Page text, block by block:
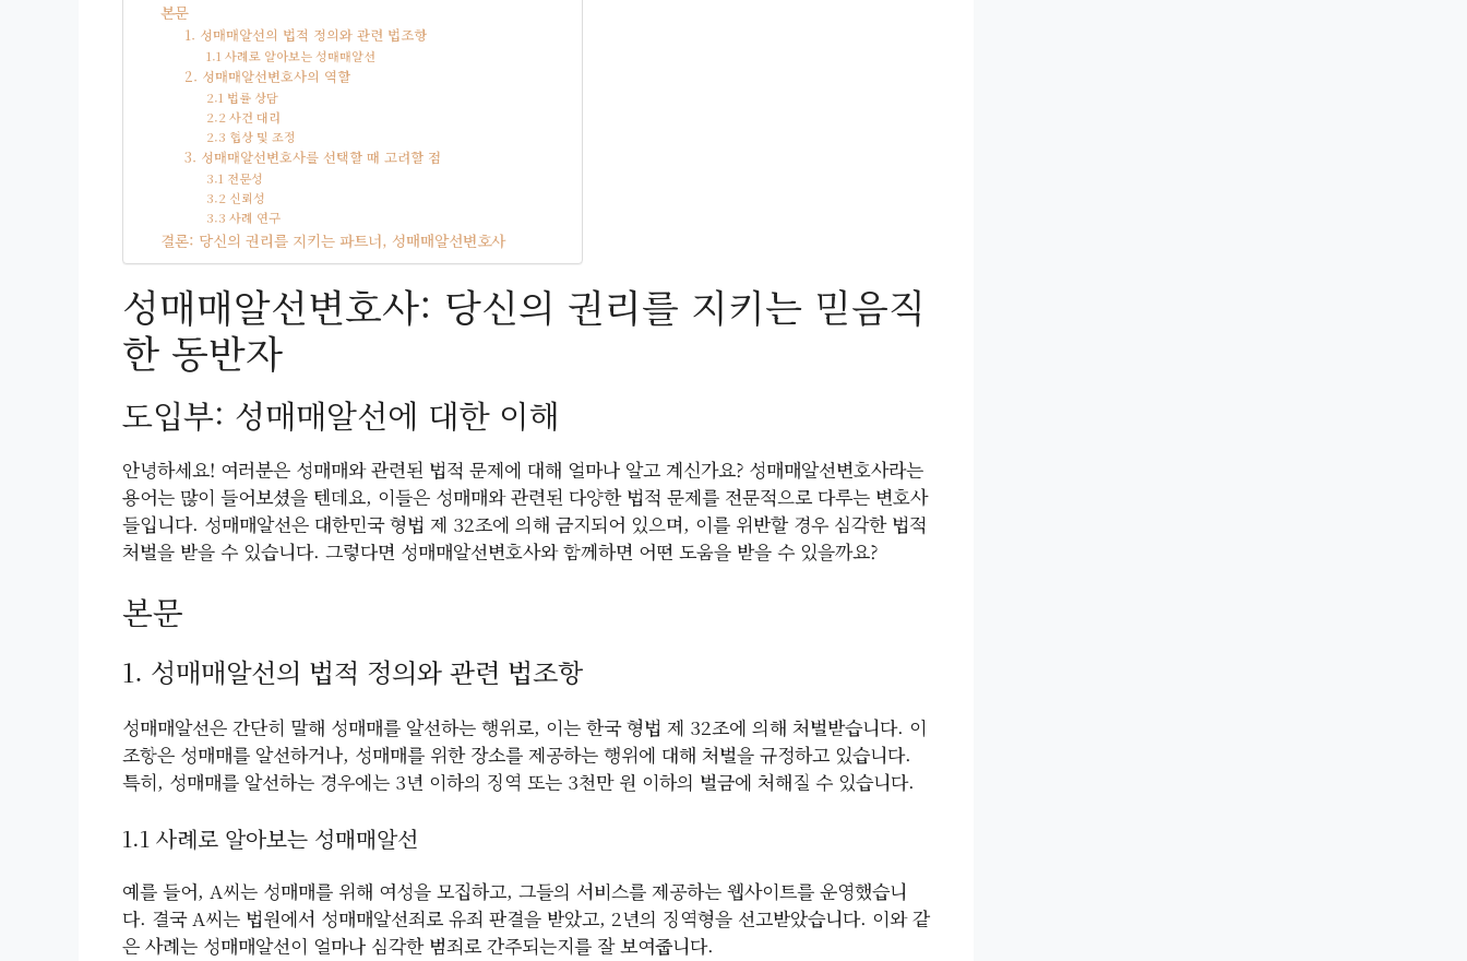
본문
1. 성매매알선의 법적 정의와 관련 법조항
1.1 사례로 알아보는 성매매알선
2. 성매매알선변호사의 역할
2.1 법률 상담
2.2 사건 대리
2.3 협상 및 조정
3. 성매매알선변호사를 선택할 때 고려할 점
3.1 전문성
3.2 신뢰성
3.3 사례 연구
결론: 당신의 권리를 지키는 파트너, 성매매알선변호사
성매매알선변호사: 당신의 권리를 지키는 믿음직
한 동반자
도입부: 성매매알선에 대한 이해
안녕하세요! 여러분은 성매매와 관련된 법적 문제에 대해 얼마나 알고 계신가요? 성매매알선변호사라는
용어는 많이 들어보셨을 텐데요, 이들은 성매매와 관련된 다양한 법적 문제를 전문적으로 다루는 변호사
들입니다. 성매매알선은 대한민국 형법 제 32조에 의해 금지되어 있으며, 이를 위반할 경우 심각한 법적
처벌을 받을 수 있습니다. 그렇다면 성매매알선변호사와 함께하면 어떤 도움을 받을 수 있을까요?
본문
1. 성매매알선의 법적 정의와 관련 법조항
성매매알선은 간단히 말해 성매매를 알선하는 행위로, 이는 한국 형법 제 32조에 의해 처벌받습니다. 이
조항은 성매매를 알선하거나, 성매매를 위한 장소를 제공하는 행위에 대해 처벌을 규정하고 있습니다.
특히, 성매매를 알선하는 경우에는 3년 이하의 징역 또는 3천만 원 이하의 벌금에 처해질 수 있습니다.
1.1 사례로 알아보는 성매매알선
예를 들어, A씨는 성매매를 위해 여성을 모집하고, 그들의 서비스를 제공하는 웹사이트를 운영했습니
다. 결국 A씨는 법원에서 성매매알선죄로 유죄 판결을 받았고, 2년의 징역형을 선고받았습니다. 이와 같
은 사례는 성매매알선이 얼마나 심각한 범죄로 간주되는지를 잘 보여줍니다.